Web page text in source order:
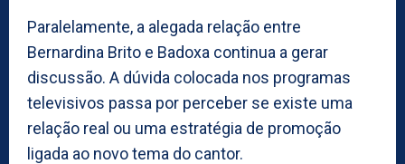
Paralelamente, a alegada relação entre
Bernardina Brito e Badoxa continua a gerar
discussão. A dúvida colocada nos programas
televisivos passa por perceber se existe uma
relação real ou uma estratégia de promoção
ligada ao novo tema do cantor.